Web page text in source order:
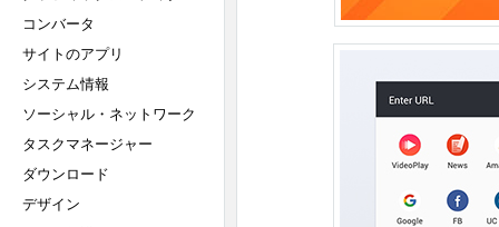
コンバータ
サイトのアプリ
システム情報
ソーシャル・ネットワーク
タスクマネージャー
ダウンロード
デザイン